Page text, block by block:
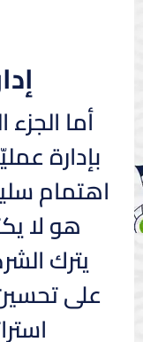
أما
بإدارة
اهتمام
هو لا
يترك
على